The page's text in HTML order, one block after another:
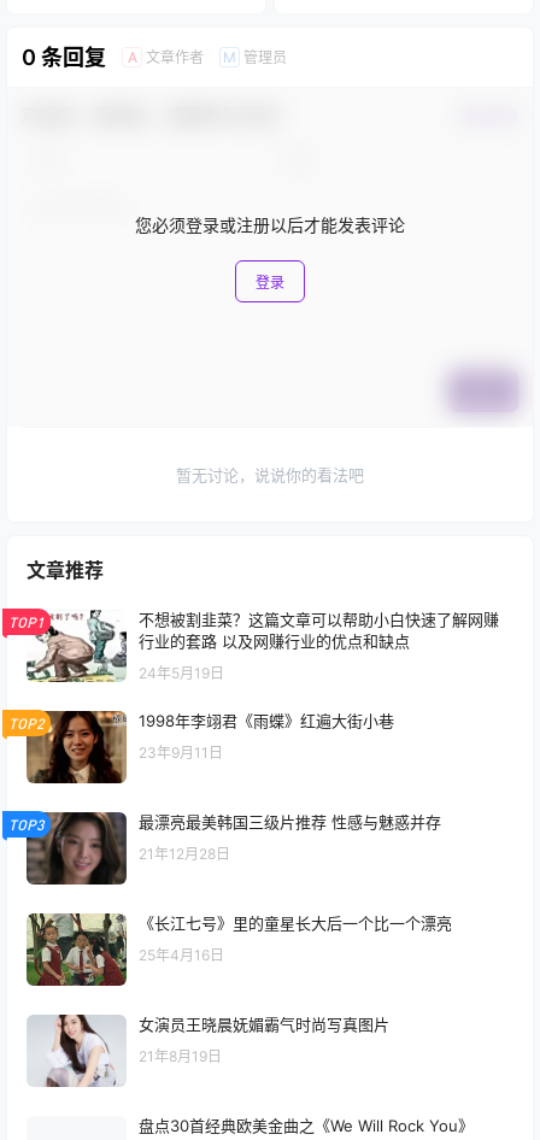
0 条回复 A 文章作者 M 管理员
您必须登录或注册以后才能发表评论
登录
暂无讨论，说说你的看法吧
文章推荐
TOP1
不想被割韭菜？这篇文章可以帮助小白快速了解网赚
行业的套路 以及网赚行业的优点和缺点
24年5月19日
TOP2 1998年李翊君《雨蝶》红遍大街小巷
23年9月11日
TOP3 最漂亮最美韩国三级片推荐 性感与魅惑并存
21年12月28日
《长江七号》里的童星长大后一个比一个漂亮
25年4月16日
女演员王晓晨妩媚霸气时尚写真图片
21年8月19日
盘点30首经典欧美金曲之《We Will Rock You》